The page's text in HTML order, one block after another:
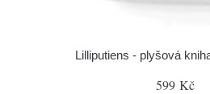
Lilliputiens - plyšová
599 Kč